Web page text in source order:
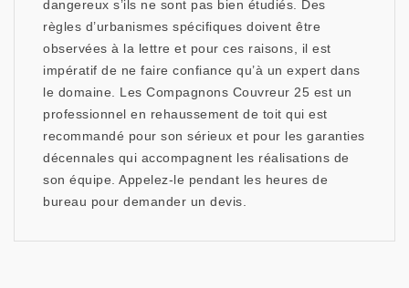
dangereux s’ils ne sont pas bien étudiés. Des
règles d’urbanismes spécifiques doivent être
observées à la lettre et pour ces raisons, il est
impératif de ne faire confiance qu’à un expert dans
le domaine. Les Compagnons Couvreur 25 est un
professionnel en rehaussement de toit qui est
recommandé pour son sérieux et pour les garanties
décennales qui accompagnent les réalisations de
son équipe. Appelez-le pendant les heures de
bureau pour demander un devis.